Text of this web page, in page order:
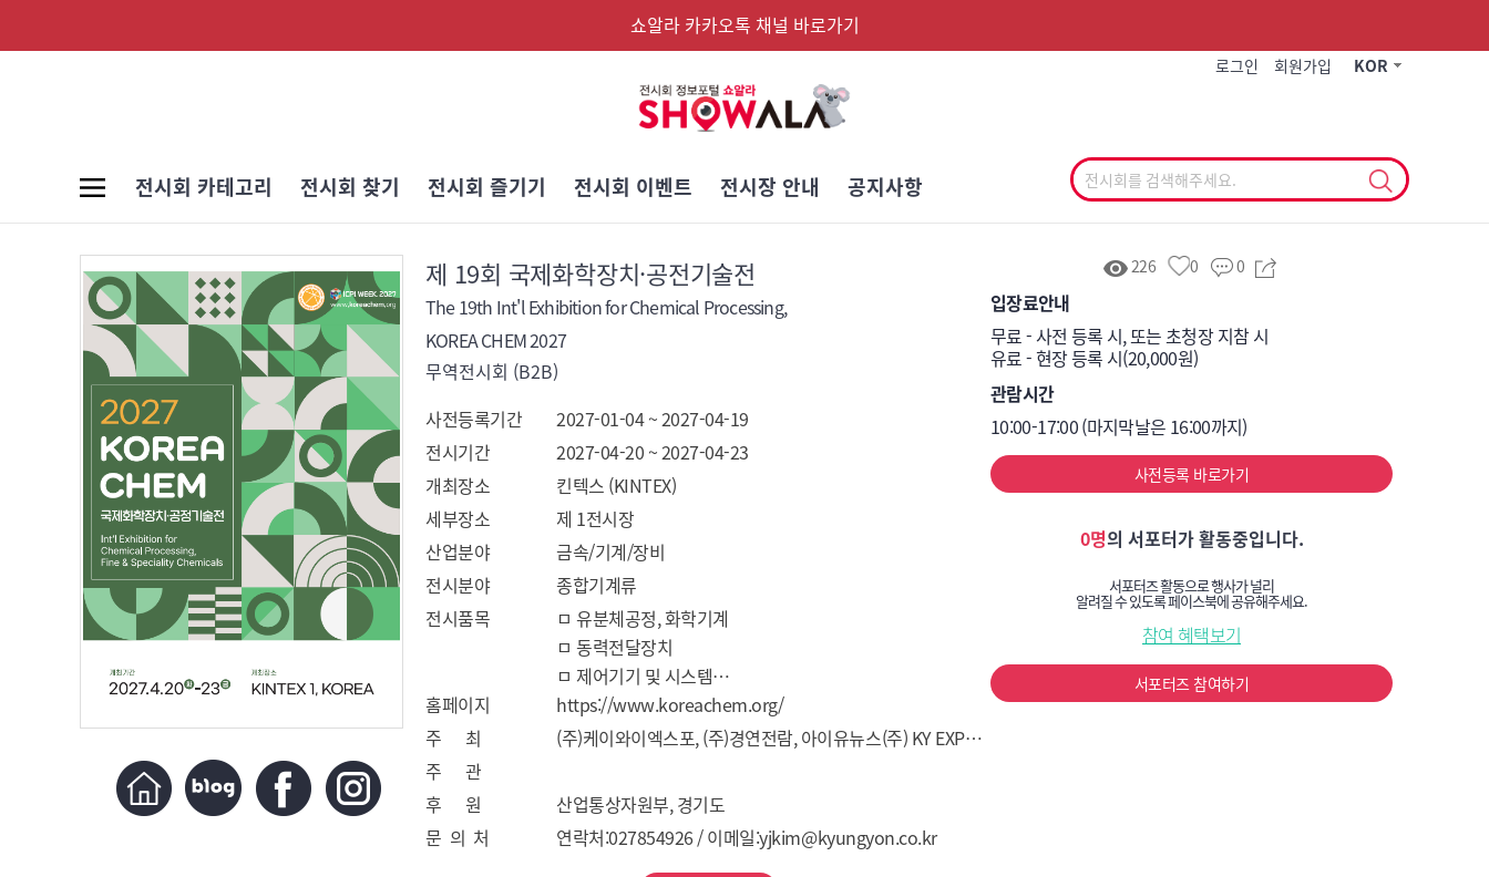
쇼알라 카카오톡 채널 바로가기
로그인 회원가입 KOR
전시회 카테고리 전시회 찾기 전시회 즐기기 전시회 이벤트 전시장 안내 공지사항
제 19회 국제화학장치·공전기술전
The 19th Int'l Exhibition for Chemical Processing,
KOREA CHEM 2027
무역전시회 (B2B)
사전등록기간
2027-01-04 ~ 2027-04-19
전시기간
2027-04-20 ~ 2027-04-23
개최장소
킨텍스 (KINTEX)
세부장소
제 1전시장
산업분야
금속/기계/장비
전시분야
종합기계류
전시품목
ㅁ 유분체공정, 화학기계
ㅁ 동력전달장치
ㅁ 제어기기 및 시스템
ㅁ 플랜트 엔지니어링 & 시스템 설계
ㅁ 공학재료 및 소재
ㅁ FINE CHEMICALS
홈페이지
https://www.koreachem.org/
주 최
(주)케이와이엑스포, (주)경연전람, 아이유뉴스(주) KY EXPOSITION CORP, KYUNGYON EXHIBITION CORP, IU NEWS CO., LTD.
주 관
후 원
산업통상자원부, 경기도
문 의 처
연락처:027854926 / 이메일:yjkim@kyungyon.co.kr
226 0 0
입장료안내
무료 - 사전 등록 시, 또는 초청장 지참 시
유료 - 현장 등록 시(20,000원)
관람시간
10:00-17:00 (마지막날은 16:00까지)
사전등록 바로가기
0명의 서포터가 활동중입니다.
서포터즈 활동으로 행사가 널리
알려질 수 있도록 페이스북에 공유해주세요.
참여 혜택보기
서포터즈 참여하기